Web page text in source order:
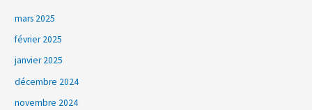
mars 2025
février 2025
janvier 2025
décembre 2024
novembre 2024